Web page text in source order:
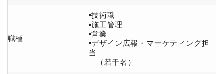
職種
▪️技術職
▪️施工管理
▪️営業
▪️デザイン広報・マーケティング担
当
（若干名）